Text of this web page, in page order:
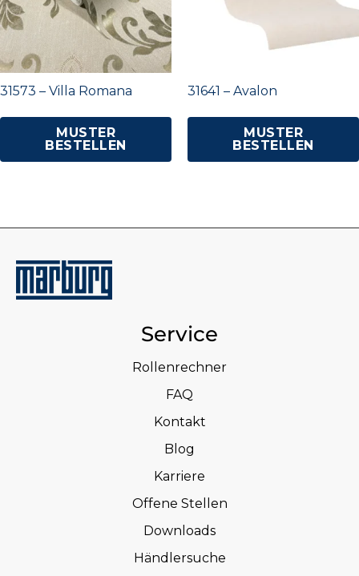
31573 – Villa Romana
MUSTER
BESTELLEN
31641 – Avalon
MUSTER
BESTELLEN
Service
Rollenrechner
FAQ
Kontakt
Blog
Karriere
Offene Stellen
Downloads
Händlersuche